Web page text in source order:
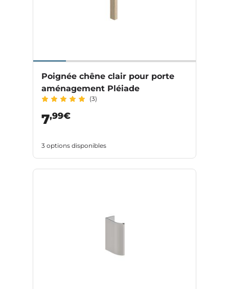
Poignée chêne clair pour porte
aménagement Pléiade
(3)
7,99€
3 options disponibles